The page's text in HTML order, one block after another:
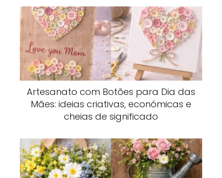
Artesanato com Botões para Dia das
Mães: ideias criativas, económicas e
cheias de significado